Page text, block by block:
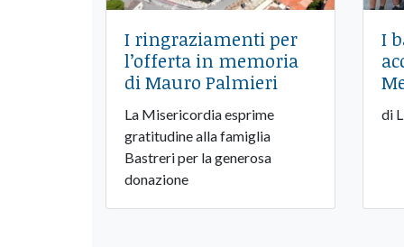
I ringraziamenti per
l’offerta in memoria
di Mauro Palmieri
La Misericordia esprime
gratitudine alla famiglia
Bastreri per la generosa
donazione
I
di